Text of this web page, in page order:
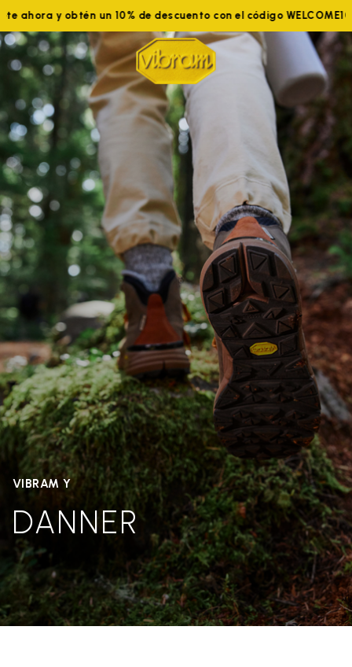
ahora y obtén un 10% de descuento con el código WELCOME10
VIBRAM Y
DANNER